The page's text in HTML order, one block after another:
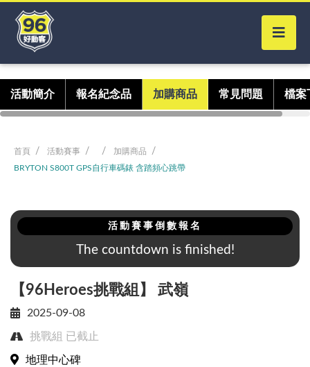
活動簡介 報名紀念品 加購商品 常見問題 檔案
首頁 活動賽事
加購商品
BRYTON S800T GPS自行車碼錶 含踏頻心跳帶
活動賽事倒數報名
The countdown is finished!
【96Heroes挑戰組】 武嶺
2025-09-08
挑戰組 已截止
地理中心碑